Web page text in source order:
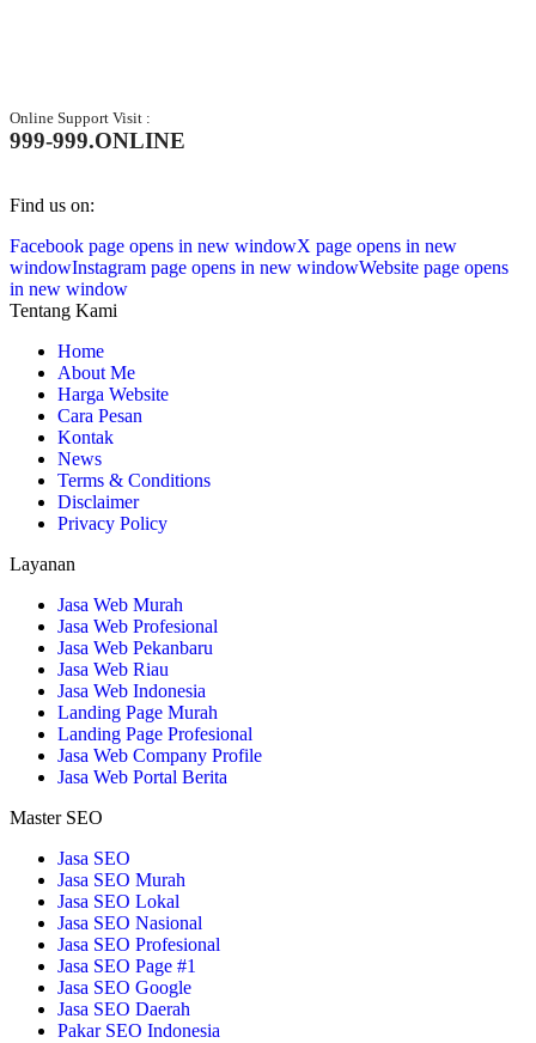
Online Support Visit :
999-999.ONLINE
Find us on:
Facebook page opens in new windowX page opens in new
windowInstagram page opens in new windowWebsite page opens
in new window
Tentang Kami
Home
About Me
Harga Website
Cara Pesan
Kontak
News
Terms & Conditions
Disclaimer
Privacy Policy
Layanan
Jasa Web Murah
Jasa Web Profesional
Jasa Web Pekanbaru
Jasa Web Riau
Jasa Web Indonesia
Landing Page Murah
Landing Page Profesional
Jasa Web Company Profile
Jasa Web Portal Berita
Master SEO
Jasa SEO
Jasa SEO Murah
Jasa SEO Lokal
Jasa SEO Nasional
Jasa SEO Profesional
Jasa SEO Page #1
Jasa SEO Google
Jasa SEO Daerah
Pakar SEO Indonesia